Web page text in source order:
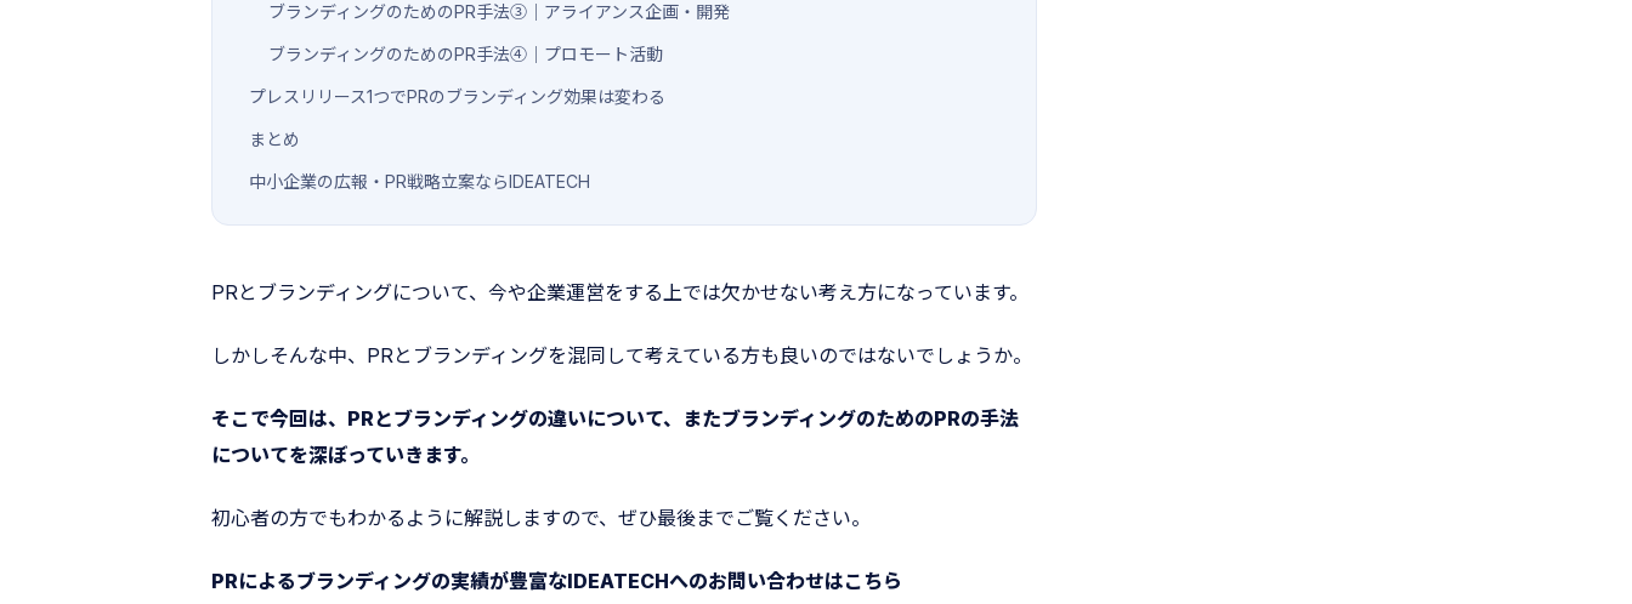
ブランディングのためのPR手法③｜アライアンス企画・開発
ブランディングのためのPR手法④｜プロモート活動
プレスリリース1つでPRのブランディング効果は変わる
まとめ
中小企業の広報・PR戦略立案ならIDEATECH
PRとブランディングについて、今や企業運営をする上では欠かせない考え方になっています。
しかしそんな中、PRとブランディングを混同して考えている方も良いのではないでしょうか。
そこで今回は、PRとブランディングの違いについて、またブランディングのためのPRの手法
についてを深ぼっていきます。
初心者の方でもわかるように解説しますので、ぜひ最後までご覧ください。
PRによるブランディングの実績が豊富なIDEATECHへのお問い合わせはこちら